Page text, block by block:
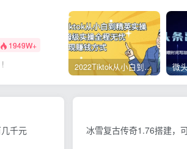
1949W+
2022Tiktok从小白到精英实操，0-1保姆级实操全程无忧，多种变现赚钱方式
千元
冰雪复古传奇1.76搭建，